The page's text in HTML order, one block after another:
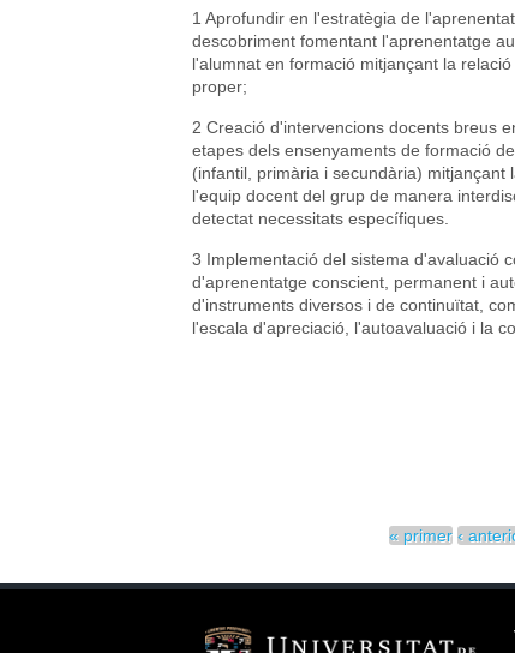
1 Aprofundir en l'estratègia de
descobriment fomentant l'aprenentatge
l'alumnat en formació mitjançant la
proper;
2 Creació d'intervencions docents breus
etapes dels ensenyaments de formació
(infantil, primària i secundària) mitjançant
l'equip docent del grup de manera
detectat necessitats específiques.
3 Implementació del sistema d'avaluació
d'aprenentatge conscient, permanent i
d'instruments diversos i de continuïtat,
l'escala d'apreciació, l'autoavaluació i la
« primer ‹